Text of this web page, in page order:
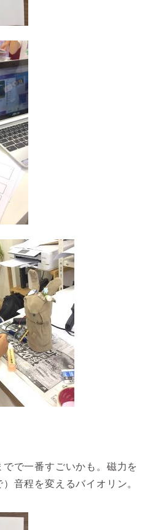
で一番すごいかも。磁力を
音程を変えるバイオリン。